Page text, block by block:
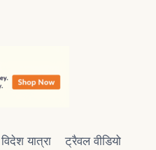
विदेश यात्रा ट्रैवल वीडियो